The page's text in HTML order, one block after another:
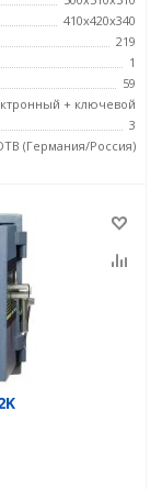
410x420x340
219
1
59
+ ключевой
3
(Германия/Россия)